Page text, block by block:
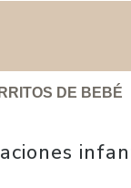
DE BEBÉ